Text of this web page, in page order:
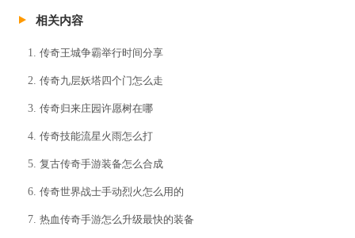
相关内容
传奇王城争霸举行时间分享
传奇九层妖塔四个门怎么走
传奇归来庄园许愿树在哪
传奇技能流星火雨怎么打
复古传奇手游装备怎么合成
传奇世界战士手动烈火怎么用的
热血传奇手游怎么升级最快的装备